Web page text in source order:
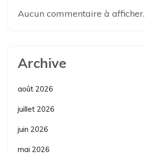
Aucun commentaire à afficher.
Archive
août 2026
juillet 2026
juin 2026
mai 2026